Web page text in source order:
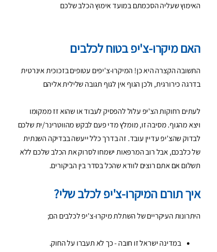
האימוץ שעליה הסכמתם במועד אימוץ הכלב שלכם
האם מיקרו-צ'יפ בטוח לכלבים
התשובה הקצרה היא כן! המיקרו-צ'יפים עטופים בזכוכית אינרטית
בדרגה כירורגית, ולכן הגוף אין לגוף תגובה שלילית אליהם
לעתים רחוקות הצ'יפ עלול להפסיק לעבוד או שהוא זז ממקומו
ויצא מהגוף. מסיבה זו, מומלץ מדי פעם לבקש מהווטרינר/ית שלכם
לבדוק שהצ'יפ עדיין עובד. זה בדרך כלל ייעשה בבדיקה השנתית
של כלבכם, אבל רוב המרפאות ישמחו לסרוק את הכלב שלכם ללא
תשלום אם אתם רוצים לוודא שהכל בסדר בין הביקורים.
איך תורם המיקרו-צ'יפ לכלב שלי?
היתרונות העיקריים של השתלת מיקרו-צ'יפ לכלבים הם;
במדינה ישראל זו חובה - כך לא תעברו על החוק.